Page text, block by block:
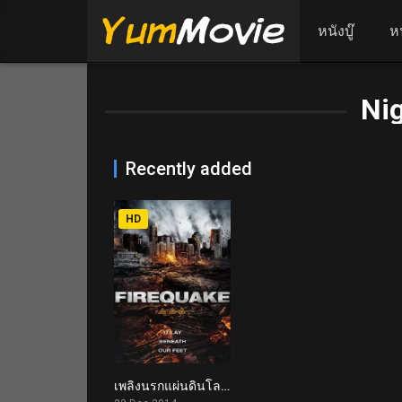
หนังบู๊ ห
Recently added
3.0
HD
เพลิงนรกแผ่นดินโลกันตร์ Firequake (2014)